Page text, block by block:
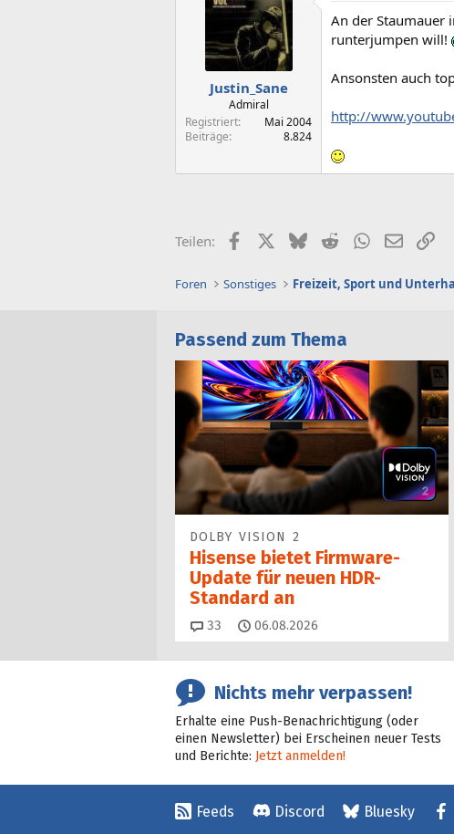
Justin_Sane
Admiral
Registriert
Mai 2004
Beiträge
8.824
An der Staumauer
runterjumpen will!
Ansonsten auch
http://
Teilen: FacebookX (Twitter)
BlueskyRedditWhatsApp
E-MailLink
Foren Sonstiges Freizeit, Sport und
Passend zum Thema
DOLBY VISION 2
Hisense bietet Firmware-
Update für neuen HDR-
Standard an
33 Kommentare
06.08.2026
Nichts mehr verpassen!
Erhalte eine Push-Benachrichtigung (oder
einen Newsletter) bei Erscheinen neuer Tests
und Berichte: Jetzt anmelden!
Feeds Discord Bluesky